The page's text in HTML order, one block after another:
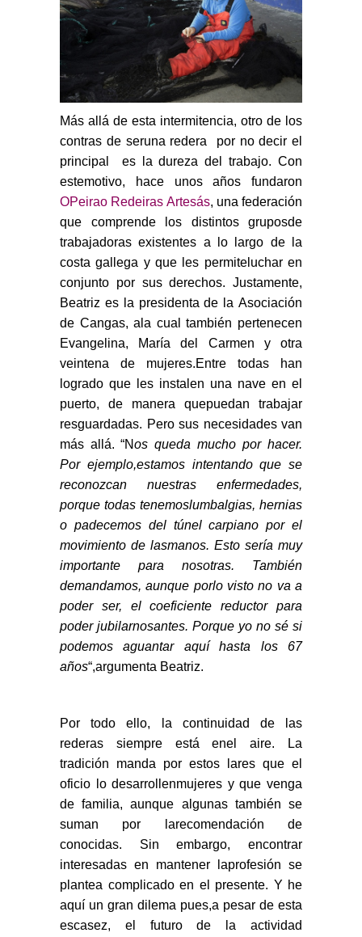
Más allá de esta intermitencia, otro de los
contras de seruna redera  por no decir el
principal  es la dureza del trabajo. Con
estemotivo, hace unos años fundaron
OPeirao Redeiras Artesás, una federación
que comprende los distintos gruposde
trabajadoras existentes a lo largo de la
costa gallega y que les permiteluchar en
conjunto por sus derechos. Justamente,
Beatriz es la presidenta de la Asociación
de Cangas, ala cual también pertenecen
Evangelina, María del Carmen y otra
veintena de mujeres.Entre todas han
logrado que les instalen una nave en el
puerto, de manera quepuedan trabajar
resguardadas. Pero sus necesidades van
más allá. “Nos queda mucho por hacer.
Por ejemplo,estamos intentando que se
reconozcan nuestras enfermedades,
porque todas tenemoslumbalgias, hernias
o padecemos del túnel carpiano por el
movimiento de lasmanos. Esto sería muy
importante para nosotras. También
demandamos, aunque porlo visto no va a
poder ser, el coeficiente reductor para
poder jubilarnosantes. Porque yo no sé si
podemos aguantar aquí hasta los 67
años“,argumenta Beatriz.
Por todo ello, la continuidad de las
rederas siempre está enel aire. La
tradición manda por estos lares que el
oficio lo desarrollenmujeres y que venga
de familia, aunque algunas también se
suman por larecomendación de
conocidas. Sin embargo, encontrar
interesadas en mantener laprofesión se
plantea complicado en el presente. Y he
aquí un gran dilema pues,a pesar de esta
escasez, el futuro de la actividad